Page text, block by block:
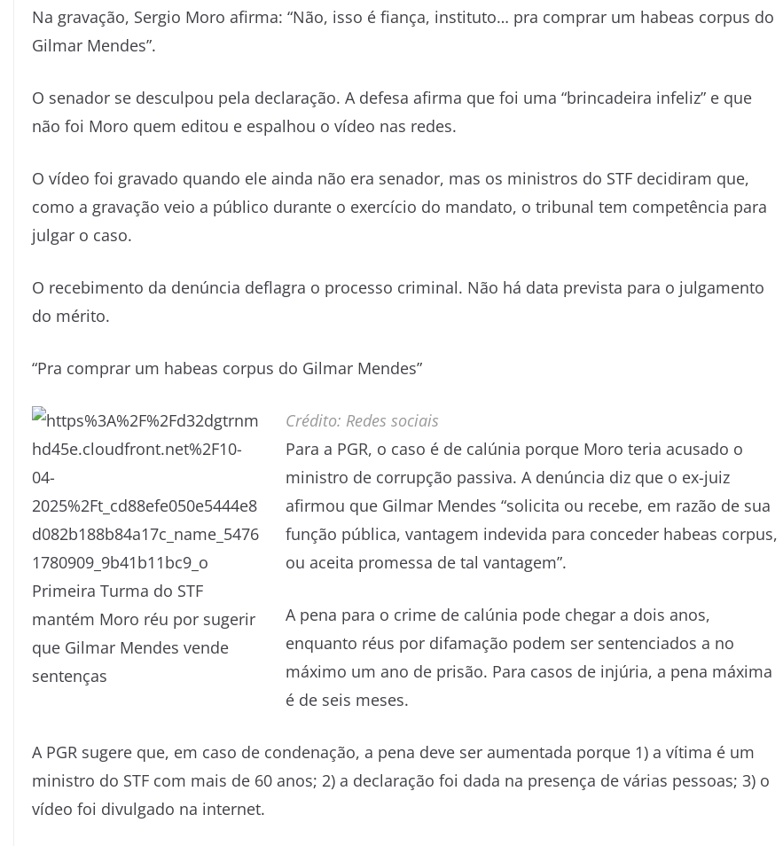
Na gravação, Sergio Moro afirma: “Não, isso é fiança, instituto… pra comprar um habeas corpus do
Gilmar Mendes”.
O senador se desculpou pela declaração. A defesa afirma que foi uma “brincadeira infeliz” e que
não foi Moro quem editou e espalhou o vídeo nas redes.
O vídeo foi gravado quando ele ainda não era senador, mas os ministros do STF decidiram que,
como a gravação veio a público durante o exercício do mandato, o tribunal tem competência para
julgar o caso.
O recebimento da denúncia deflagra o processo criminal. Não há data prevista para o julgamento
do mérito.
“Pra comprar um habeas corpus do Gilmar Mendes”
Crédito: Redes sociais
Para a PGR, o caso é de calúnia porque Moro teria acusado o
ministro de corrupção passiva. A denúncia diz que o ex-juiz
afirmou que Gilmar Mendes “solicita ou recebe, em razão de sua
função pública, vantagem indevida para conceder habeas corpus,
ou aceita promessa de tal vantagem”.
A pena para o crime de calúnia pode chegar a dois anos,
enquanto réus por difamação podem ser sentenciados a no
máximo um ano de prisão. Para casos de injúria, a pena máxima
é de seis meses.
A PGR sugere que, em caso de condenação, a pena deve ser aumentada porque 1) a vítima é um
ministro do STF com mais de 60 anos; 2) a declaração foi dada na presença de várias pessoas; 3) o
vídeo foi divulgado na internet.